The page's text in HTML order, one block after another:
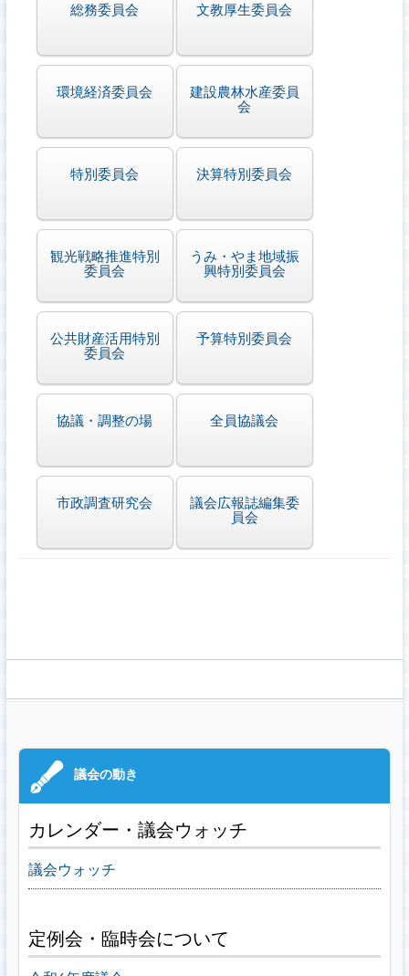
総務委員会 文教厚生委員会
環境経済委員会
建設農林水産委員
会
特別委員会 決算特別委員会
観光戦略推進特別
委員会
うみ・やま地域振
興特別委員会
公共財産活用特別
委員会
予算特別委員会
協議・調整の場 全員協議会
市政調査研究会
議会広報誌編集委
員会
カレンダー・議会ウォッチ
議会ウォッチ
定例会・臨時会について